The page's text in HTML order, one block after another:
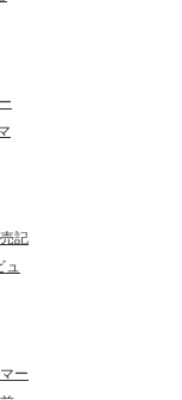
記
ュ
ー